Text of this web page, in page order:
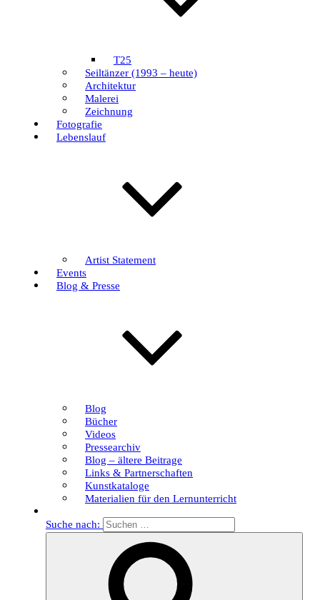
T25
Seiltänzer (1993 – heute)
Architektur
Malerei
Zeichnung
Fotografie
Lebenslauf
Artist Statement
Events
Blog & Presse
Blog
Bücher
Videos
Pressearchiv
Blog – ältere Beitrage
Links & Partnerschaften
Kunstkataloge
Materialien für den Lernunterricht
Suche nach: